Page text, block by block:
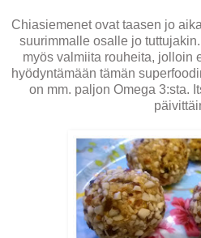
Chiasiemenet ovat taasen jo
suurimmalle osalle jo
myös valmiita rouheita, jolloin
hyödyntämään tämän
on mm. paljon Omega 3:sta.